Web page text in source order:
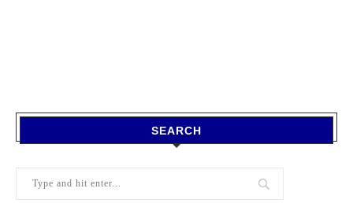
SEARCH